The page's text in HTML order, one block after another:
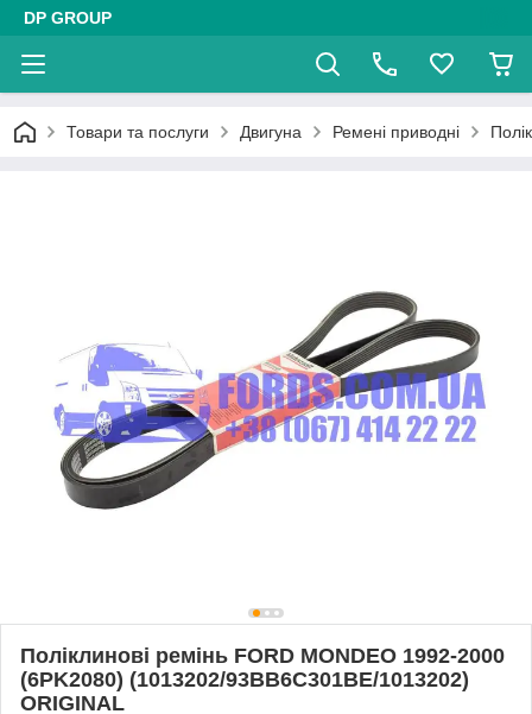
DP GROUP
Товари та послуги Двигуна Ремені приводні
Поліклинові ремінь FORD MONDEO 1992-2000
(6PK2080) (1013202/93BB6C301BE/1013202)
ORIGINAL